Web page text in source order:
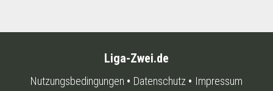
Liga-Zwei.de
Nutzungsbedingungen Datenschutz Impressum